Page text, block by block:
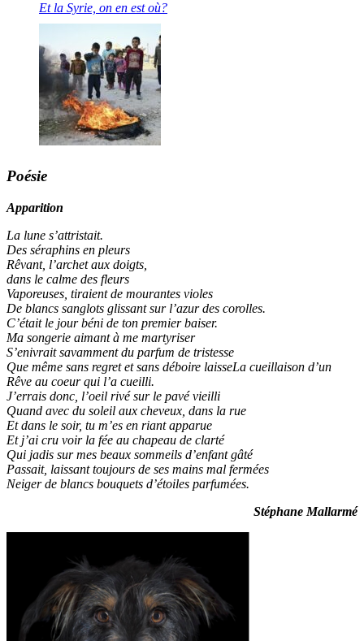
Et la Syrie, on en est où?
Poésie
Apparition
La lune s’attristait.
Des séraphins en pleurs
Rêvant, l’archet aux doigts,
dans le calme des fleurs
Vaporeuses, tiraient de mourantes violes
De blancs sanglots glissant sur l’azur des corolles.
C’était le jour béni de ton premier baiser.
Ma songerie aimant à me martyriser
S’enivrait savamment du parfum de tristesse
Que même sans regret et sans déboire laisseLa cueillaison d’un
Rêve au coeur qui l’a cueilli.
J’errais donc, l’oeil rivé sur le pavé vieilli
Quand avec du soleil aux cheveux, dans la rue
Et dans le soir, tu m’es en riant apparue
Et j’ai cru voir la fée au chapeau de clarté
Qui jadis sur mes beaux sommeils d’enfant gâté
Passait, laissant toujours de ses mains mal fermées
Neiger de blancs bouquets d’étoiles parfumées.
Stéphane Mallarmé